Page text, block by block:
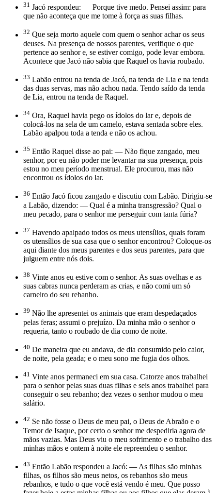
31 Jacó respondeu: — Porque tive medo. Pensei assim: para
que não aconteça que me tome à força as suas filhas.
32 Que seja morto aquele com quem o senhor achar os seus
deuses. Na presença de nossos parentes, verifique o que
pertence ao senhor e, se estiver comigo, pode levar embora.
Acontece que Jacó não sabia que Raquel os havia roubado.
33 Labão entrou na tenda de Jacó, na tenda de Lia e na tenda
das duas servas, mas não achou nada. Tendo saído da tenda
de Lia, entrou na tenda de Raquel.
34 Ora, Raquel havia pego os ídolos do lar e, depois de
colocá-los na sela de um camelo, estava sentada sobre eles.
Labão apalpou toda a tenda e não os achou.
35 Então Raquel disse ao pai: — Não fique zangado, meu
senhor, por eu não poder me levantar na sua presença, pois
estou no meu período menstrual. Ele procurou, mas não
encontrou os ídolos do lar.
36 Então Jacó ficou zangado e discutiu com Labão. Dirigiu-se
a Labão, dizendo: — Qual é a minha transgressão? Qual o
meu pecado, para o senhor me perseguir com tanta fúria?
37 Havendo apalpado todos os meus utensílios, quais foram
os utensílios de sua casa que o senhor encontrou? Coloque-os
aqui diante dos meus parentes e dos seus parentes, para que
julguem entre nós dois.
38 Vinte anos eu estive com o senhor. As suas ovelhas e as
suas cabras nunca perderam as crias, e não comi um só
carneiro do seu rebanho.
39 Não lhe apresentei os animais que eram despedaçados
pelas feras; assumi o prejuízo. Da minha mão o senhor o
requeria, tanto o roubado de dia como de noite.
40 De maneira que eu andava, de dia consumido pelo calor,
de noite, pela geada; e o meu sono me fugia dos olhos.
41 Vinte anos permaneci em sua casa. Catorze anos trabalhei
para o senhor pelas suas duas filhas e seis anos trabalhei para
conseguir o seu rebanho; dez vezes o senhor mudou o meu
salário.
42 Se não fosse o Deus de meu pai, o Deus de Abraão e o
Temor de Isaque, por certo o senhor me despediria agora de
mãos vazias. Mas Deus viu o meu sofrimento e o trabalho das
minhas mãos e ontem à noite ele repreendeu o senhor.
43 Então Labão respondeu a Jacó: — As filhas são minhas
filhas, os filhos são meus netos, os rebanhos são meus
rebanhos, e tudo o que você está vendo é meu. Que posso